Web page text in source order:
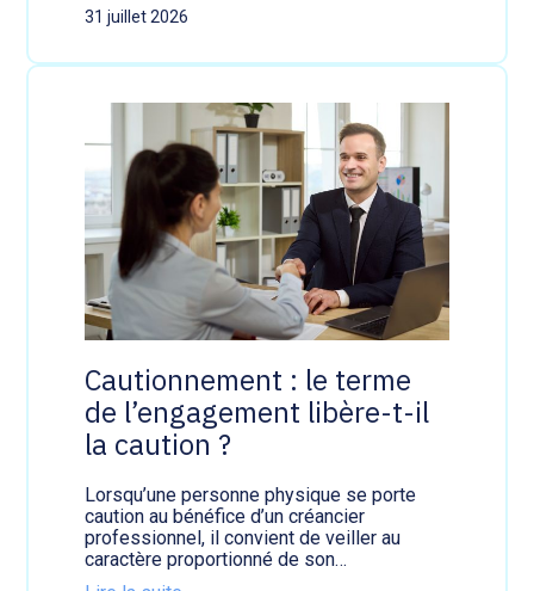
n
e
d
e
l
e
v
e
d
e
i
n
t
e
d
i
c
t
31 juillet 2026
Cautionnement : le terme
de l’engagement libère-t-il
la caution ?
Lorsqu’une personne physique se porte
caution au bénéfice d’un créancier
professionnel, il convient de veiller au
caractère proportionné de son…